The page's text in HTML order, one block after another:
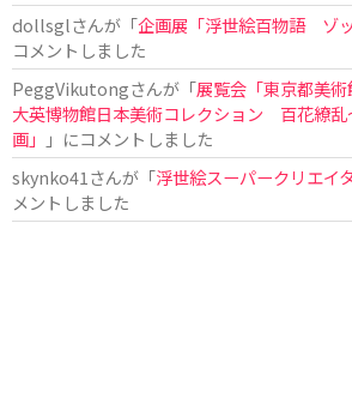
dollsglさんが「企画展「浮世絵百物語 ゾッ
コメントしました
PeggVikutongさんが「展覧会「東京都美
大英博物館日本美術コレクション 百花繚乱
画」
」にコメントしました
skynko41 さんが「浮世絵スーパークリエイ
メントしました